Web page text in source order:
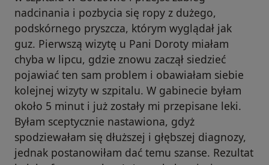
nadcinania i pozbycia się ropy z dużego,
podskórnego pryszcza, którym wyglądał jak
guz. Pierwszą wizytę u Pani Doroty miałam
chyba w lipcu, gdzie znowu zaczął siedzieć
pojawiać ten sam problem i obawiałam siebie
kolejnej wizyty w szpitalu. W gabinecie byłam
około 5 minut i już zostały mi przepisane leki.
Byłam sceptycznie nastawiona, gdyż
spodziewałam się dłuższej i głębszej diagnozy,
jednak postanowiłam dać temu szanse. Rezultat